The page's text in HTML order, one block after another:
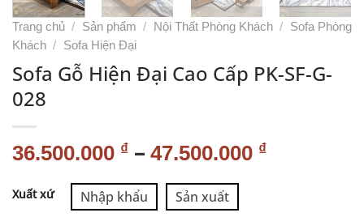
Trang chủ / Sản phẩm / Nội Thất Phòng Khách /
Sofa Phòng
Khách / Sofa Hiện Đại
Sofa Gỗ Hiện Đại Cao Cấp PK-SF-G-
028
36.500.000 ₫ – 47.500.000 ₫
Xuất xứ Nhập khẩu Sản xuất
Alternative: